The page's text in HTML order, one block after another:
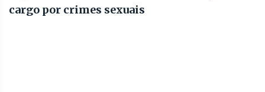
cargo por crimes sexuais